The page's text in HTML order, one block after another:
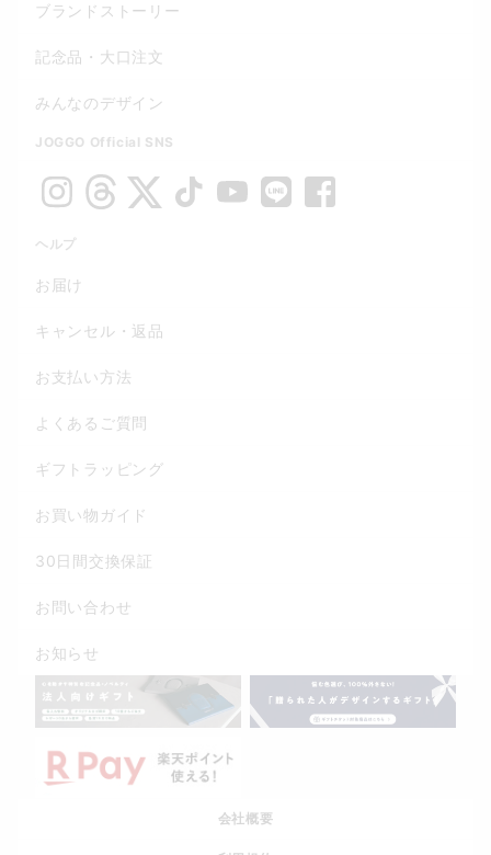
ブランドストーリー
記念品・大口注文
みんなのデザイン
JOGGO Official SNS
ヘルプ
お届け
キャンセル・返品
お支払い方法
よくあるご質問
ギフトラッピング
お買い物ガイド
30日間交換保証
お問い合わせ
お知らせ
会社概要